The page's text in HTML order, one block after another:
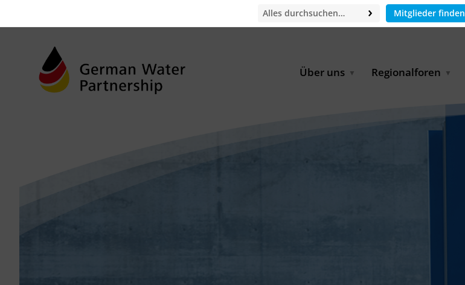
Mitglieder finden
Über uns Regionalforen